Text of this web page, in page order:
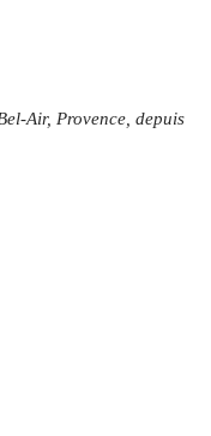
Air, Provence, depuis